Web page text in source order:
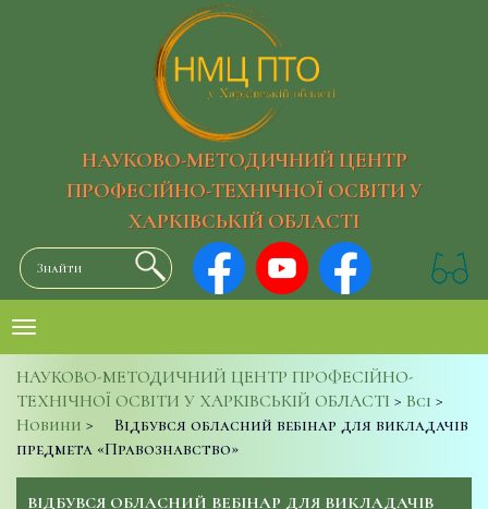
НАУКОВО-МЕТОДИЧНИЙ ЦЕНТР
ПРОФЕСІЙНО-ТЕХНІЧНОЇ ОСВІТИ У
ХАРКІВСЬКІЙ ОБЛАСТІ
НАУКОВО-МЕТОДИЧНИЙ ЦЕНТР ПРОФЕСІЙНО-
ТЕХНІЧНОЇ ОСВІТИ У ХАРКІВСЬКІЙ ОБЛАСТІ > Всі >
Новини >
Відбувся обласний вебінар для викладачів
предмета «Правознавство»
ВІДБУВСЯ ОБЛАСНИЙ ВЕБІНАР ДЛЯ ВИКЛАДАЧІВ